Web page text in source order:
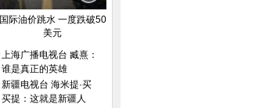
井喷
国际油价跳水 一度跌破50
美元
上海广播电视台 臧熹：
谁是真正的英雄
新疆电视台 海米提·买
买提：这就是新疆人